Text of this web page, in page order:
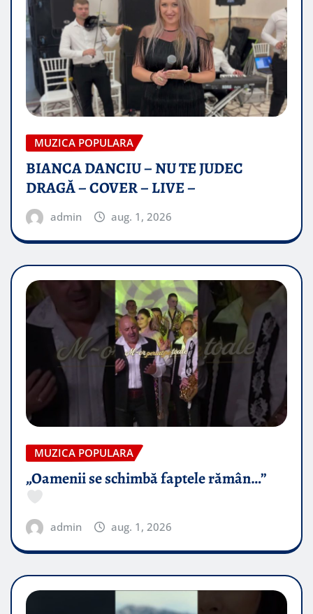
MUZICA POPULARA
BIANCA DANCIU – NU TE JUDEC
DRAGĂ – COVER – LIVE –
admin aug. 1, 2026
MUZICA POPULARA
„Oamenii se schimbă faptele rămân…”
admin aug. 1, 2026